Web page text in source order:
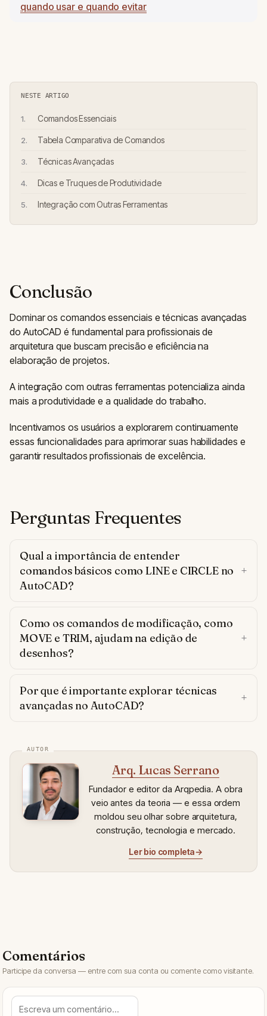
quando usar e quando evitar
NESTE ARTIGO
Comandos Essenciais
Tabela Comparativa de Comandos
Técnicas Avançadas
Dicas e Truques de Produtividade
Integração com Outras Ferramentas
Conclusão
Dominar os comandos essenciais e técnicas avançadas
do AutoCAD é fundamental para profissionais de
arquitetura que buscam precisão e eficiência na
elaboração de projetos.
A integração com outras ferramentas potencializa ainda
mais a produtividade e a qualidade do trabalho.
Incentivamos os usuários a explorarem continuamente
essas funcionalidades para aprimorar suas habilidades e
garantir resultados profissionais de excelência.
Perguntas Frequentes
Qual a importância de entender
comandos básicos como LINE e CIRCLE no
AutoCAD?
Como os comandos de modificação, como
MOVE e TRIM, ajudam na edição de
desenhos?
Por que é importante explorar técnicas
avançadas no AutoCAD?
Arq. Lucas Serrano
Fundador e editor da Arqpedia. A obra
veio antes da teoria — e essa ordem
moldou seu olhar sobre arquitetura,
construção, tecnologia e mercado.
Ler bio completa→